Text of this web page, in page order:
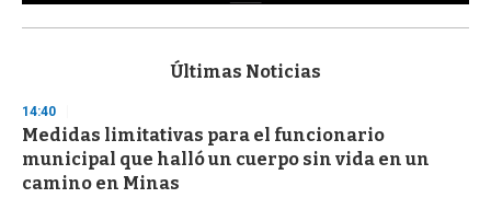
s
d
s
o
f
3
Últimas Noticias
14:40
Medidas limitativas para el funcionario
municipal que halló un cuerpo sin vida en un
camino en Minas